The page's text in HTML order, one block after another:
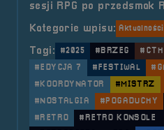
sesji RPG po przedsmak
Kategorie wpisu: Aktualności
Tagi: #2025 #BRZEG
#EDYCJA 7
#FESTIWAL
#KOORDYNATOR
#MISTRZ
#NOSTALGIA
#POGADUCHY
#RETRO
#RETRO KONSOLE